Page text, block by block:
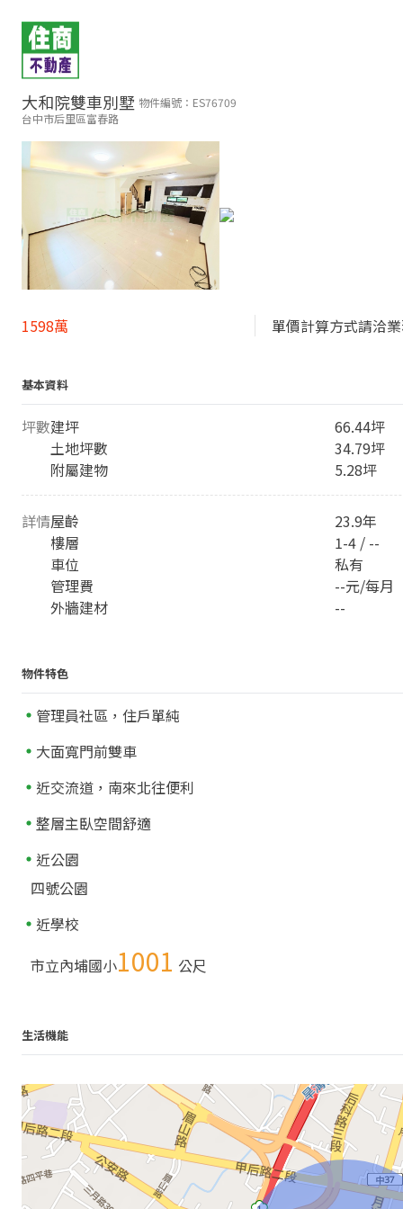
大和院雙車別墅 物件編號：ES76709
台中市后里區富春路​
1598萬 單價計算方式請洽
基本資料
坪數建坪
66.44坪
土地坪數
34.79坪
附屬建物
5.28坪
詳情屋齡
23.9年
樓層
1-4 / --
車位
私有
管理費
--元/每月
外牆建材
--
物件特色
管理員社區，住戶單純
大面寬門前雙車
近交流道，南來北往便利
整層主臥空間舒適
近公園
四號公園
近學校
市立內埔國小1001 公尺
生活機能